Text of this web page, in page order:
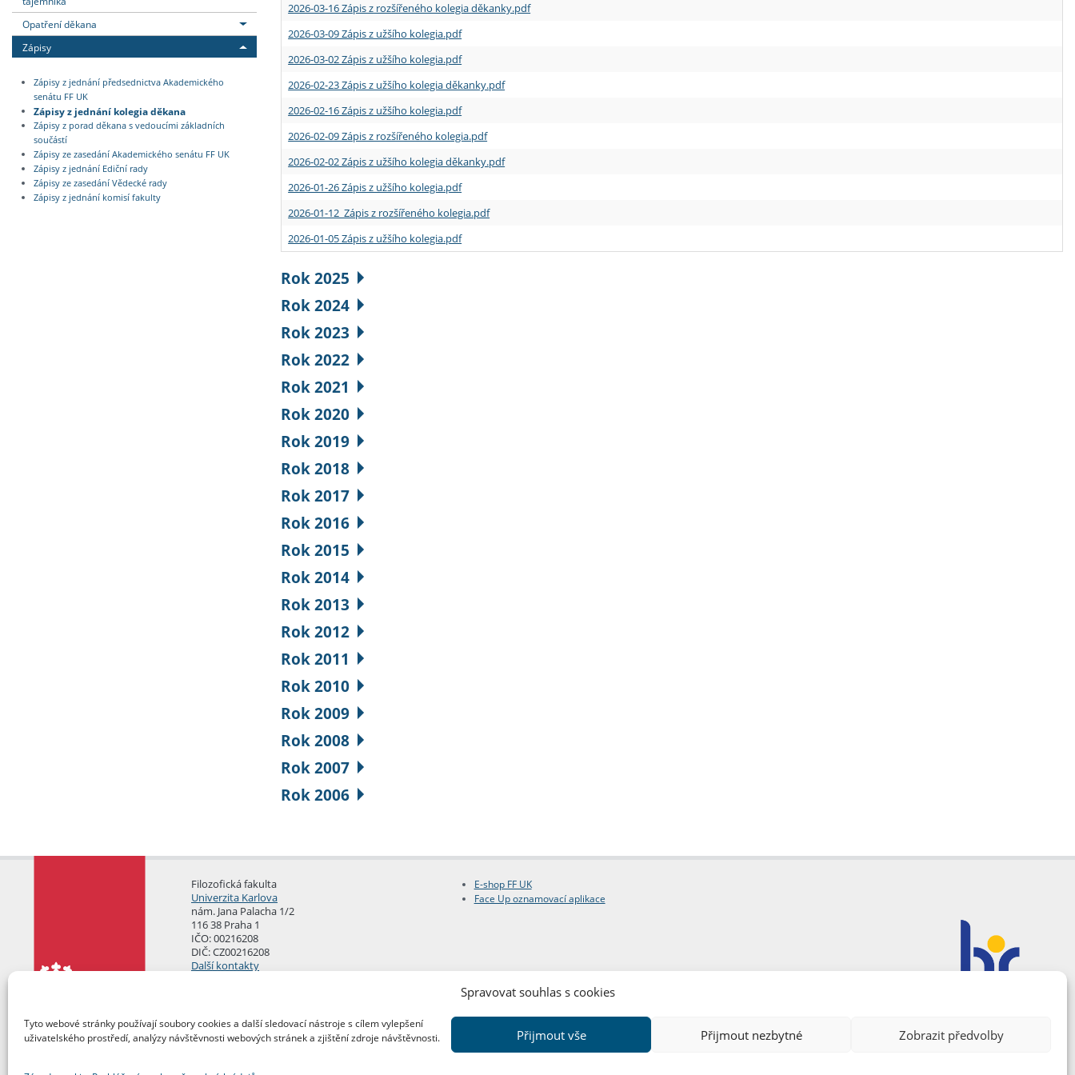
Spravovat souhlas s cookies
Tyto webové stránky používají soubory cookies a další sledovací nástroje s cílem vylepšení
uživatelského prostředí, analýzy návštěvnosti webových stránek a zjištění zdroje návštěvnosti.
Přijmout vše Přijmout nezbytné Zobrazit předvolby
Opatření děkana
Zápisy
Zápisy z jednání předsednictva Akademického
senátu FF UK
Zápisy z jednání kolegia děkana
Zápisy z porad děkana s vedoucími základních
součástí
Zápisy ze zasedání Akademického senátu FF UK
Zápisy z jednání Ediční rady
Zápisy ze zasedání Vědecké rady
Zápisy z jednání komisí fakulty
2026-03-16 Zápis z rozšířeného kolegia děkanky.pdf
2026-03-09 Zápis z užšího kolegia.pdf
2026-03-02 Zápis z užšího kolegia.pdf
2026-02-23 Zápis z užšího kolegia děkanky.pdf
2026-02-16 Zápis z užšího kolegia.pdf
2026-02-09 Zápis z rozšířeného kolegia.pdf
2026-02-02 Zápis z užšího kolegia děkanky.pdf
2026-01-26 Zápis z užšího kolegia.pdf
2026-01-12 Zápis z rozšířeného kolegia.pdf
2026-01-05 Zápis z užšího kolegia.pdf
Rok 2025
Rok 2024
Rok 2023
Rok 2022
Rok 2021
Rok 2020
Rok 2019
Rok 2018
Rok 2017
Rok 2016
Rok 2015
Rok 2014
Rok 2013
Rok 2012
Rok 2011
Rok 2010
Rok 2009
Rok 2008
Rok 2007
Rok 2006
Filozofická fakulta
Univerzita Karlova
nám. Jana Palacha 1/2
116 38 Praha 1
IČO: 00216208
DIČ: CZ00216208
Další kontakty
E-shop FF UK
Face Up oznamovací aplikace